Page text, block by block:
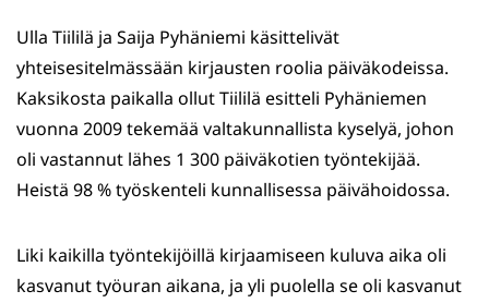
Ulla Tiililä ja Saija Pyhäniemi käsittelivät
yhteisesitelmässään kirjausten roolia päiväkodeissa.
Kaksikosta paikalla ollut Tiililä esitteli Pyhäniemen
vuonna 2009 tekemää valtakunnallista kyselyä, johon
oli vastannut lähes 1 300 päiväkotien työntekijää.
Heistä 98 % työskenteli kunnallisessa päivähoidossa.
Liki kaikilla työntekijöillä kirjaamiseen kuluva aika oli
kasvanut työuran aikana, ja yli puolella se oli kasvanut